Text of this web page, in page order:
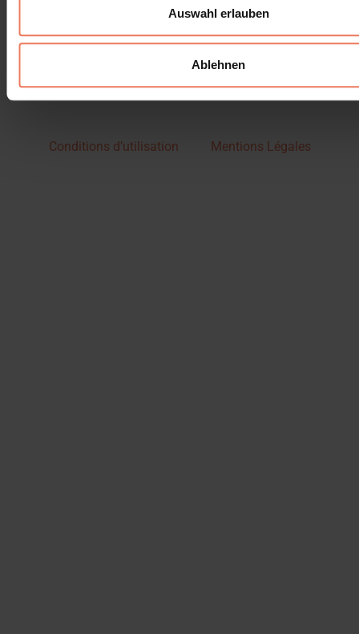
Auswahl erlauben
Ablehnen
Conditions d’utilisation Mentions Légales